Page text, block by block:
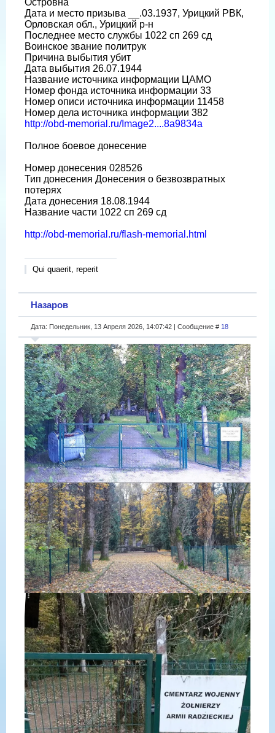
Островна
Дата и место призыва __.03.1937, Урицкий РВК,
Орловская обл., Урицкий р-н
Последнее место службы 1022 сп 269 сд
Воинское звание политрук
Причина выбытия убит
Дата выбытия 26.07.1944
Название источника информации ЦАМО
Номер фонда источника информации 33
Номер описи источника информации 11458
Номер дела источника информации 382
http://obd-memorial.ru/Image2....8a9834a
Полное боевое донесение
Номер донесения 028526
Тип донесения Донесения о безвозвратных
потерях
Дата донесения 18.08.1944
Название части 1022 сп 269 сд
http://obd-memorial.ru/flash-memorial.html
Qui quaerit, reperit
Назаров
Дата: Понедельник, 13 Апреля 2026, 14:07:42 | Сообщение # 18